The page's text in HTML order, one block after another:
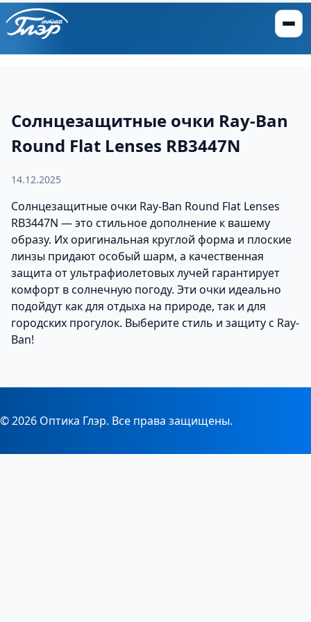
Солнцезащитные очки Ray-Ban
Round Flat Lenses RB3447N
14.12.2025
Солнцезащитные очки Ray-Ban Round Flat Lenses
RB3447N — это стильное дополнение к вашему
образу. Их оригинальная круглой форма и плоские
линзы придают особый шарм, а качественная
защита от ультрафиолетовых лучей гарантирует
комфорт в солнечную погоду. Эти очки идеально
подойдут как для отдыха на природе, так и для
городских прогулок. Выберите стиль и защиту с Ray-
Ban!
© 2026 Оптика Глэр. Все права защищены.